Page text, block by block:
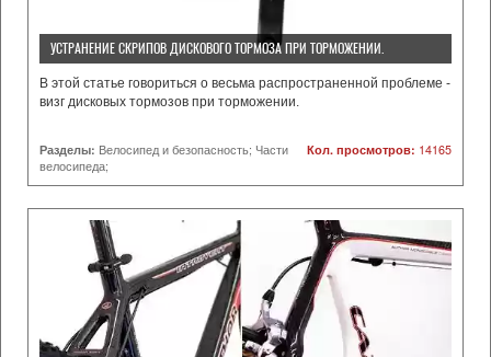
УСТРАНЕНИЕ СКРИПОВ ДИСКОВОГО ТОРМОЗА ПРИ ТОРМОЖЕНИИ.
В этой статье говориться о весьма распространенной проблеме -
визг дисковых тормозов при торможении.
Кол. просмотров: 14165
Разделы: Велосипед и безопасность; Части
велосипеда;